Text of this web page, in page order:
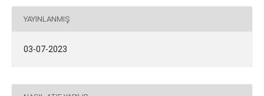
YAYINLANMIŞ
03-07-2023